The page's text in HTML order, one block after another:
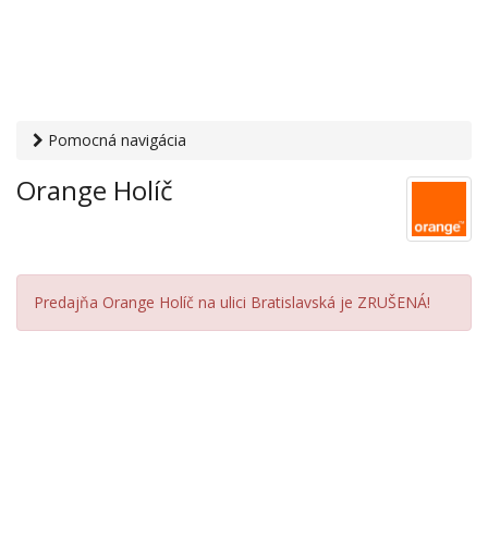
Pomocná navigácia
› Orange Holíč
Orange Holíč
Predajňa Orange Holíč na ulici Bratislavská je ZRUŠENÁ!